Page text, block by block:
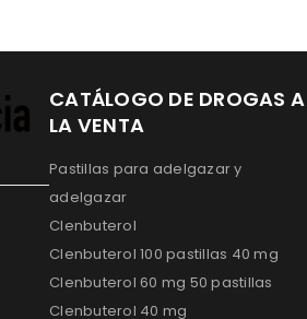
CATÁLOGO DE DROGAS A
LA VENTA
Pastillas para adelgazar y
adelgazar
Clenbuterol
Clenbuterol 100 pastillas 40 mg
Clenbuterol 60 mg 50 pastillas
Clenbuterol 40 mg